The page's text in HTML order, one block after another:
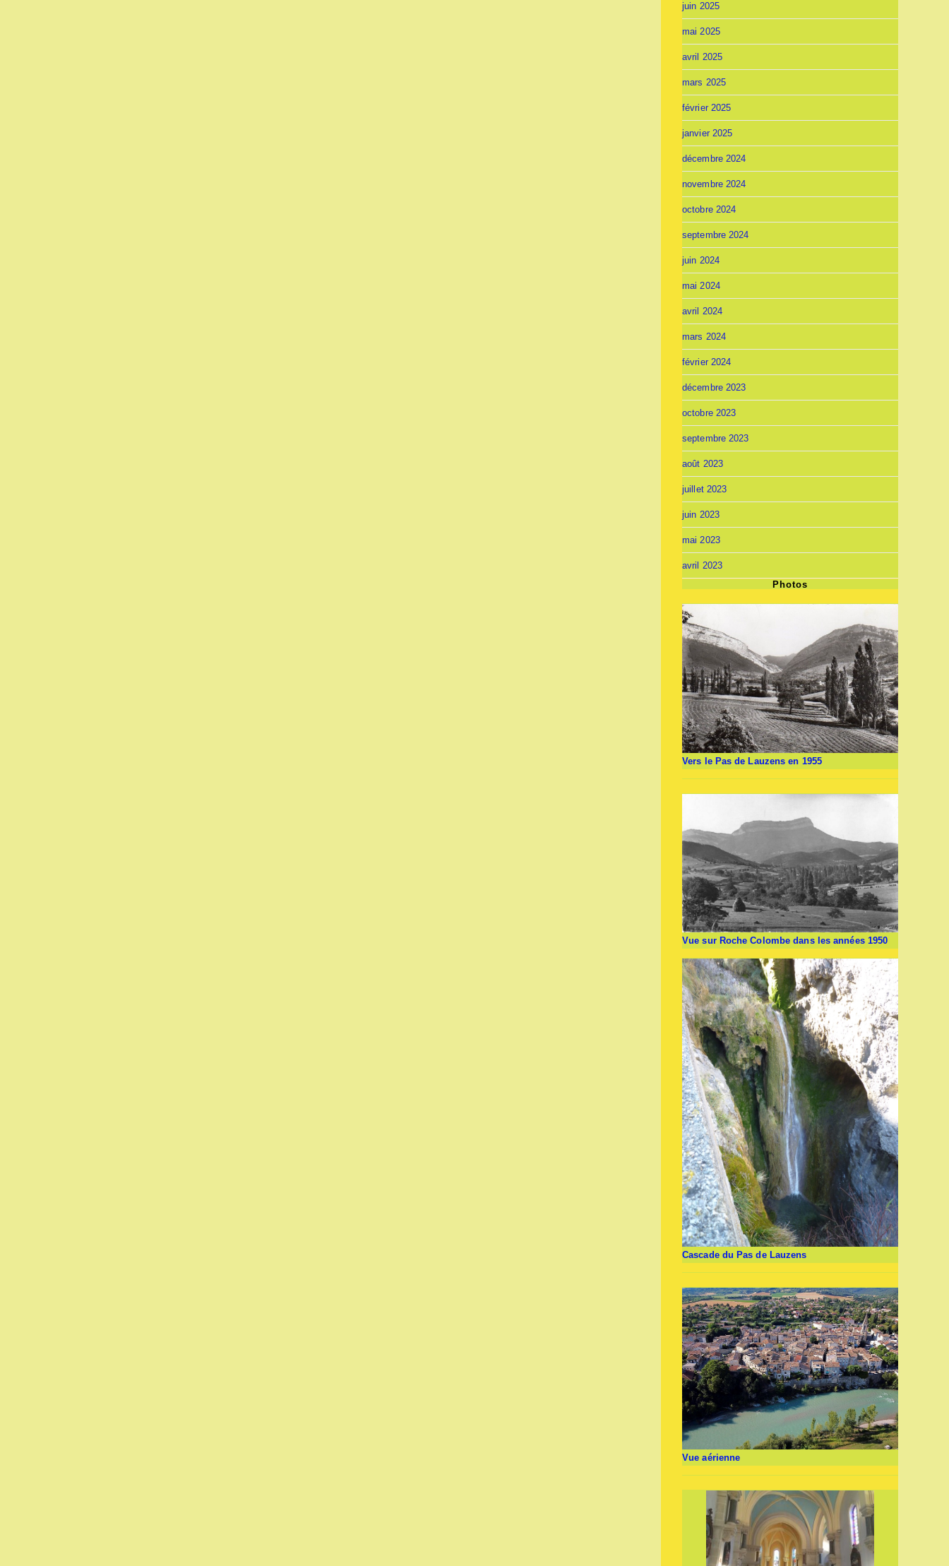
juin 2025
mai 2025
avril 2025
mars 2025
février 2025
janvier 2025
décembre 2024
novembre 2024
octobre 2024
septembre 2024
juin 2024
mai 2024
avril 2024
mars 2024
février 2024
décembre 2023
octobre 2023
septembre 2023
août 2023
juillet 2023
juin 2023
mai 2023
avril 2023
Photos
Vers le Pas de Lauzens en 1955
Vue sur Roche Colombe dans les années 1950
Cascade du Pas de Lauzens
Vue aérienne